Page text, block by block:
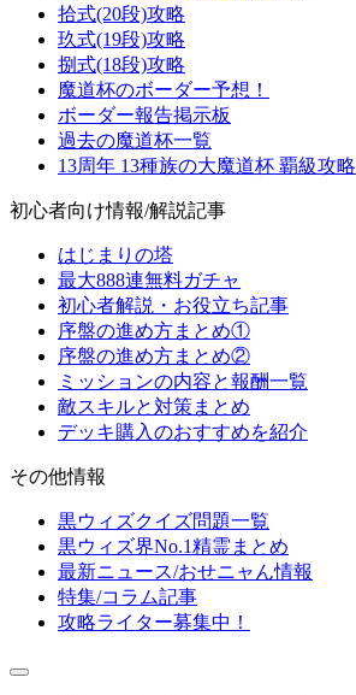
拾式(20段)攻略
玖式(19段)攻略
捌式(18段)攻略
魔道杯のボーダー予想！
ボーダー報告掲示板
過去の魔道杯一覧
13周年 13種族の大魔道杯 覇級攻略
初心者向け情報/解説記事
はじまりの塔
最大888連無料ガチャ
初心者解説・お役立ち記事
序盤の進め方まとめ①
序盤の進め方まとめ②
ミッションの内容と報酬一覧
敵スキルと対策まとめ
デッキ購入のおすすめを紹介
その他情報
黒ウィズクイズ問題一覧
黒ウィズ界No.1精霊まとめ
最新ニュース/おせニャん情報
特集/コラム記事
攻略ライター募集中！